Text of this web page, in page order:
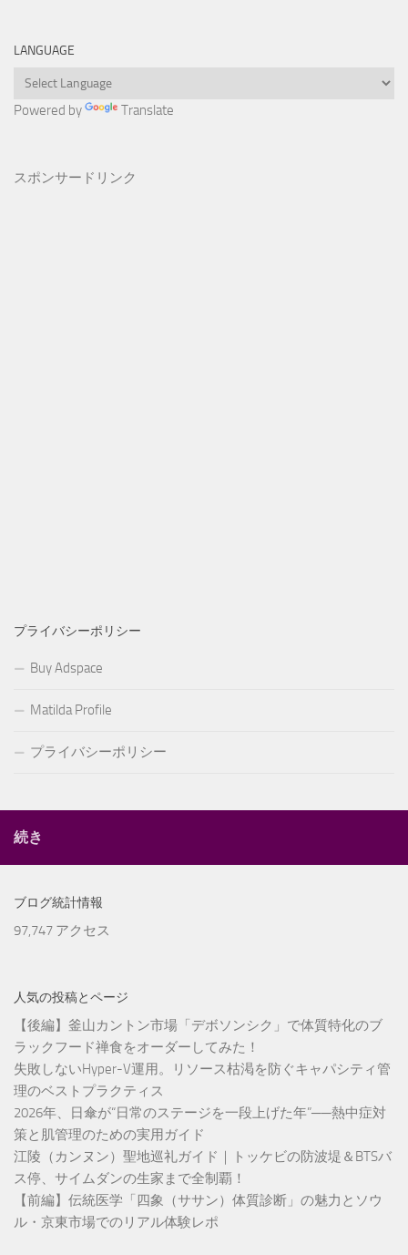
LANGUAGE
Powered by Translate
スポンサードリンク
プライバシーポリシー
Buy Adspace
Matilda Profile
プライバシーポリシー
続き
ブログ統計情報
97,747 アクセス
人気の投稿とページ
【後編】釜山カントン市場「デボソンシク」で体質特化のブ
ラックフード禅食をオーダーしてみた！
失敗しないHyper-V運用。リソース枯渇を防ぐキャパシティ管
理のベストプラクティス
2026年、日傘が“日常のステージを一段上げた年”──熱中症対
策と肌管理のための実用ガイド
江陵（カンヌン）聖地巡礼ガイド｜トッケビの防波堤＆BTSバ
ス停、サイムダンの生家まで全制覇！
【前編】伝統医学「四象（ササン）体質診断」の魅力とソウ
ル・京東市場でのリアル体験レポ